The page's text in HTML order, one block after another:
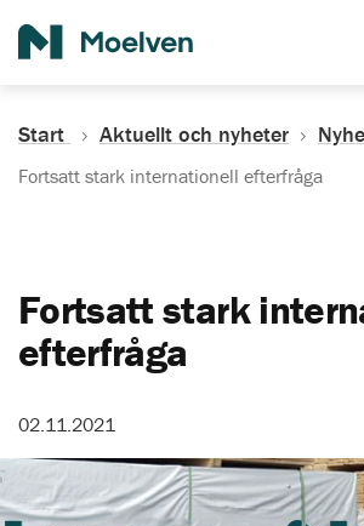
Start Aktuellt och nyheter
Fortsatt stark internationell efterfråga
Fortsatt stark
efterfråga
02.11.2021